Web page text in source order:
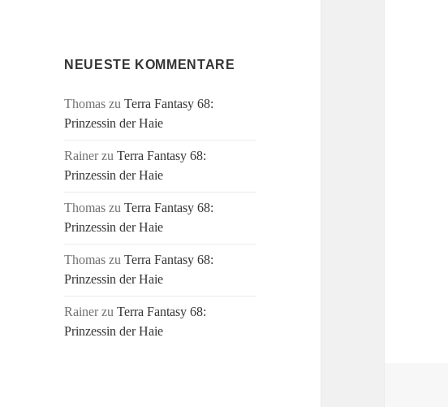
NEUESTE KOMMENTARE
Thomas zuTerra Fantasy 68:
Prinzessin der Haie
RainerzuTerra Fantasy 68:
Prinzessin der Haie
Thomas zuTerra Fantasy 68:
Prinzessin der Haie
Thomas zuTerra Fantasy 68:
Prinzessin der Haie
RainerzuTerra Fantasy 68:
Prinzessin der Haie